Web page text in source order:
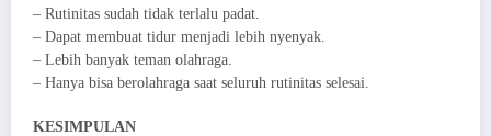
– Rutinitas sudah tidak terlalu padat.
– Dapat membuat tidur menjadi lebih nyenyak.
– Lebih banyak teman olahraga.
– Hanya bisa berolahraga saat seluruh rutinitas selesai.
KESIMPULAN